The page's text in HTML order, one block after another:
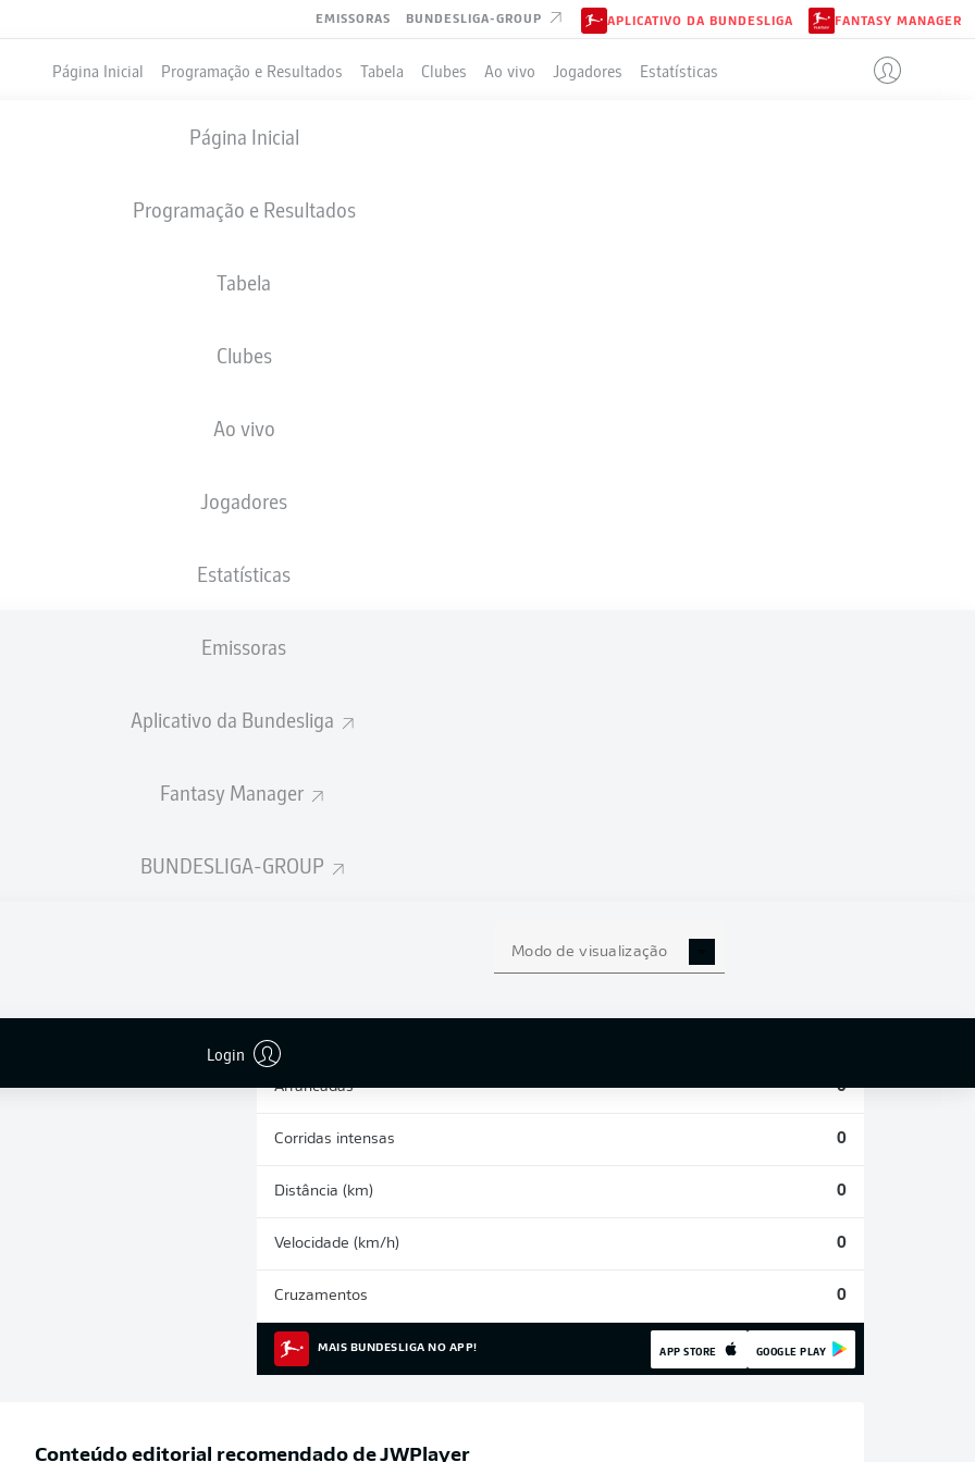
EMISSORAS BUNDESLIGA-GROUP APLICATIVO DA BUNDESLIGA FANTASY MANAGER
Página Inicial Programação e Resultados Tabela Clubes Ao vivo Jogadores Estatísticas
Página Inicial
Programação e Resultados
Tabela
Clubes
Ao vivo
Jogadores
Estatísticas
Emissoras
Aplicativo da Bundesliga
Fantasy Manager
BUNDESLIGA-GROUP
Modo de visualização
Login
05.11.2007
DA TEMPORADA 2026/2027
Arrancadas 0
Corridas intensas 0
Distância (km) 0
Velocidade (km/h) 0
Cruzamentos 0
MAIS BUNDESLIGA NO APP! APP STORE GOOGLE PLAY
Conteúdo editorial recomendado deJWPlayer